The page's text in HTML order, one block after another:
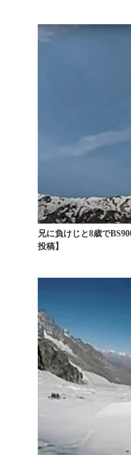
兄に負けじと8歳で
投稿】